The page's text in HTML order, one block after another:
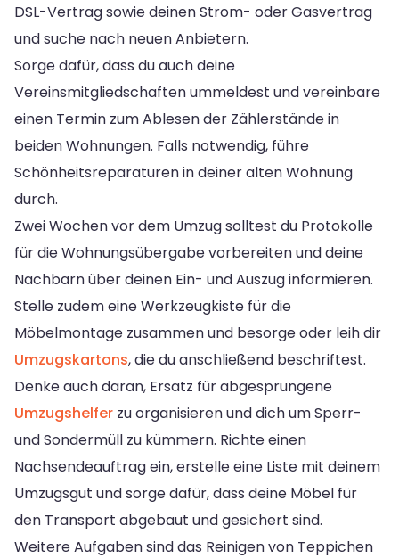
DSL-Vertrag sowie deinen Strom- oder Gasvertrag
und suche nach neuen Anbietern.
Sorge dafür, dass du auch deine
Vereinsmitgliedschaften ummeldest und vereinbare
einen Termin zum Ablesen der Zählerstände in
beiden Wohnungen. Falls notwendig, führe
Schönheitsreparaturen in deiner alten Wohnung
durch.
Zwei Wochen vor dem Umzug solltest du Protokolle
für die Wohnungsübergabe vorbereiten und deine
Nachbarn über deinen Ein- und Auszug informieren.
Stelle zudem eine Werkzeugkiste für die
Möbelmontage zusammen und besorge oder leih dir
Umzugskartons, die du anschließend beschriftest.
Denke auch daran, Ersatz für abgesprungene
Umzugshelfer zu organisieren und dich um Sperr-
und Sondermüll zu kümmern. Richte einen
Nachsendeauftrag ein, erstelle eine Liste mit deinem
Umzugsgut und sorge dafür, dass deine Möbel für
den Transport abgebaut und gesichert sind.
Weitere Aufgaben sind das Reinigen von Teppichen